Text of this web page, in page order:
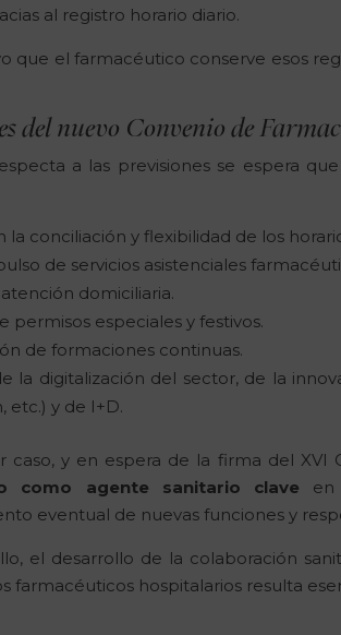
al registro horario diario.
que el farmacéutico conserve esos
del nuevo Convenio de
a las previsiones se espera
la conciliación y flexibilidad de los
de servicios asistenciales
atención domiciliaria.
permisos especiales y festivos.
de formaciones continuas.
la digitalización del sector, de la
etc.) y de I+D.
caso, y en espera de la firma del XVI
como agente sanitario clave en
eventual de nuevas funciones y
el desarrollo de la colaboración
farmacéuticos hospitalarios resulta